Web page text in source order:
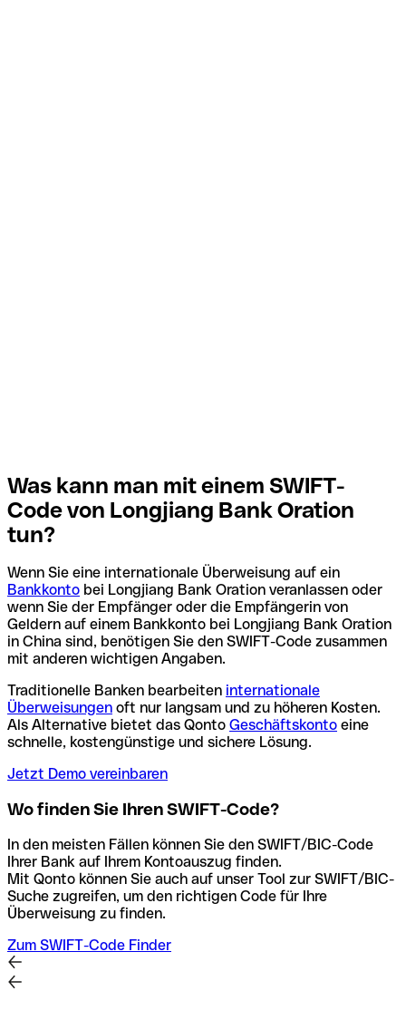
Was kann man mit einem SWIFT-
Code von Longjiang Bank Oration
tun?
Wenn Sie eine internationale Überweisung auf ein
Bankkonto bei Longjiang Bank Oration veranlassen oder
wenn Sie der Empfänger oder die Empfängerin von
Geldern auf einem Bankkonto bei Longjiang Bank Oration
in China sind, benötigen Sie den SWIFT-Code zusammen
mit anderen wichtigen Angaben.
Traditionelle Banken bearbeiten internationale
Überweisungen oft nur langsam und zu höheren Kosten.
Als Alternative bietet das Qonto Geschäftskonto eine
schnelle, kostengünstige und sichere Lösung.
Jetzt Demo vereinbaren
Wo finden Sie Ihren SWIFT-Code?
In den meisten Fällen können Sie den SWIFT/BIC-Code
Ihrer Bank auf Ihrem Kontoauszug finden.
Mit Qonto können Sie auch auf unser Tool zur SWIFT/BIC-
Suche zugreifen, um den richtigen Code für Ihre
Überweisung zu finden.
Zum SWIFT-Code Finder